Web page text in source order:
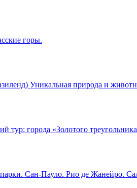
горы.
Уникальная природа и
тур: города «Золотого
Сан-Пауло. Рио де Жанейро.